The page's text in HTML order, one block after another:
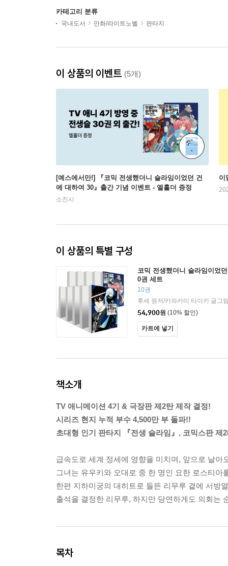
카테고리 분류
국내도서 만화/라이트노벨 판타지
이 상품의 이벤트 (5개)
[예스에서만!] 『코믹 전생했더니 슬라임이었던 건
에 대하여 30』출간 기념 이벤트 - 엘홀더 증정
소진시
이
이 상품의 특별 구성
코믹 전생했더니 슬라임이었
0권 세트
10권
54,900원 (10% 할인)
카트에 넣기
책소개
TV 애니메이션 4기 & 극장판 제2탄 제작 결정!
시리즈 현지 누적 부수 4,500만 부 돌파!!
초대형 인기 판타지 『전생 슬라임』, 코믹스판 제
급속도로 세계 정세에 영향을 미치며, 앞으로 날
그녀는 유우키와 오대로 중 한 명인 요한 로스티
한편 지하미궁의 대히트로 들뜬 리무루 곁에 서방
출석을 결정한 리무루, 하지만 당연하게도 의회
목차